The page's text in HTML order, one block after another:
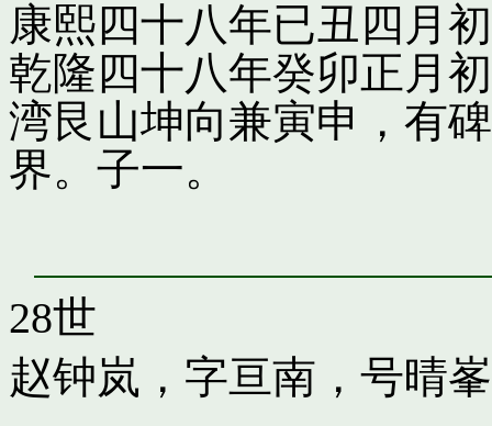
康熙四十八年已丑四月
乾隆四十八年癸卯正月
湾艮山坤向兼寅申，有
界。子一。
28世
赵钟岚，字亘南，号晴峯